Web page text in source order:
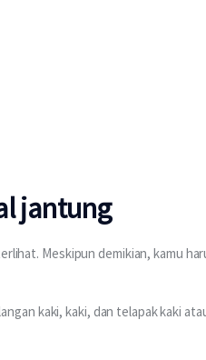
jantung
Meskipun demikian, kamu
kaki, kaki, dan telapak kaki